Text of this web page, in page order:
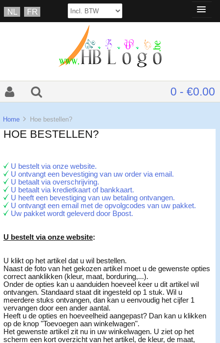
0 - €0.00
Home Hoe bestellen?
HOE BESTELLEN?
U bestelt via onze website.
U ontvangt een bevestiging van uw order via email.
U betaalt via overschrijving.
U betaalt via kredietkaart of bankkaart.
U heeft een bevestiging van uw betaling ontvangen.
U ontvangt een email met de opvolgcodes van uw pakket.
Uw pakket wordt geleverd door Bpost.
U bestelt via onze website:
U klikt op het artikel dat u wil bestellen.
Naast de foto van het gekozen artikel moet u de gewenste opties
correct aanklikken (kleur, maat, borduring,...).
Onder de opties kan u aanduiden hoeveel keer u dit artikel wil
ontvangen. Standaard staat dit ingesteld op 1 stuk. Wil u
meerdere stuks ontvangen, dan kan u eenvoudig het cijfer 1
vervangen door een ander aantal.
Heeft u de opties en hoeveelheid aangepast? Dan kan u klikken
op de knop "Toevoegen aan winkelwagen".
Het gewenste artikel zit nu in uw winkelwagen. U ziet op het
scherm een kort overzicht van het artikel, de kleur, de maat,